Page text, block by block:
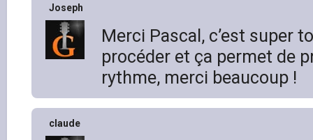
Joseph
Merci Pascal, c’est super
procéder et ça permet de
rythme, merci beaucoup !
claude